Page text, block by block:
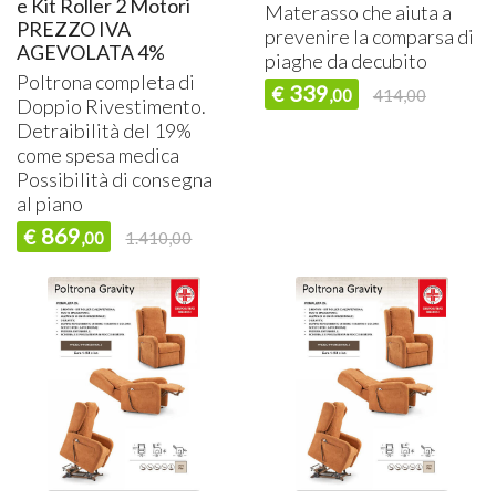
e Kit Roller 2 Motori
PREZZO IVA
AGEVOLATA 4%
Poltrona completa di
Doppio Rivestimento.
Detraibilità del 19%
come spesa medica
Possibilità di consegna
al piano
€ 869,00 1.410,00
Materasso che aiuta a
prevenire la comparsa di
piaghe da decubito
€ 339,00 414,00